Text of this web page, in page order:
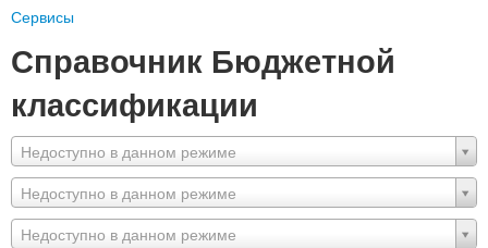
Сервисы
Справочник Бюджетной
классификации
Недоступно в данном режиме
Недоступно в данном режиме
Недоступно в данном режиме